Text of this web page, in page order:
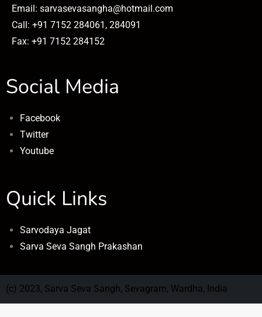
Email: sarvasevasangha@hotmail.com
Call: +91 7152 284061, 284091
Fax: +91 7152 284152
Social Media
Facebook
Twitter
Youtube
Quick Links
Sarvodaya Jagat
Sarva Seva Sangh Prakashan
(c) 2023, Sarva Seva Sangh, Sevagram, Wardha, India